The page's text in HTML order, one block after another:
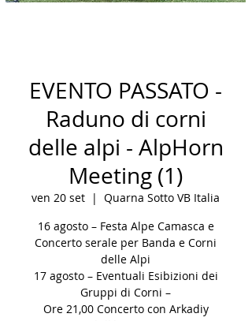
EVENTO PASSATO -
Raduno di corni
delle alpi - AlpHorn
Meeting (1)
ven 20 set
  |
Quarna Sotto VB Italia
16 agosto – Festa Alpe Camasca e
Concerto serale per Banda e Corni
delle Alpi
17 agosto – Eventuali Esibizioni dei
Gruppi di Corni –
Ore 21,00 Concerto con Arkadiy